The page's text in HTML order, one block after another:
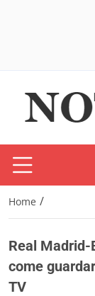
Home /
Real
come
TV